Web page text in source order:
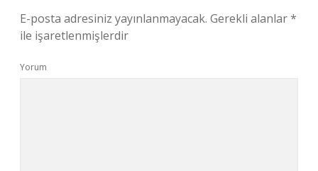
E-posta adresiniz yayınlanmayacak. Gerekli alanlar*
ile işaretlenmişlerdir
Yorum